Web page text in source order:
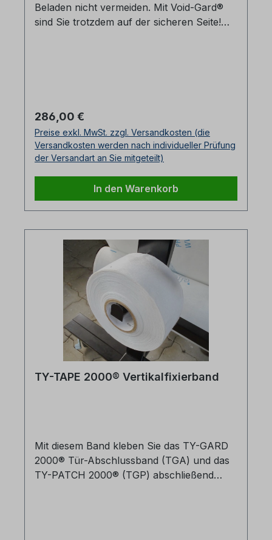
Beladen nicht vermeiden. Mit Void-Gard®
sind Sie trotzdem auf der sicheren Seite!
schnell und einfach zu InstallierenAus
flexiblem, hochfestem
KunststoffFeuchtigkeitsstabil bei z.B
KühlcontainernKein Ventilversagen oder
Hilfsmittel oder Werkzeuge
Daten Artikelbezeichnung
Leerräume Belastbarkeit Void Gard
21 - 38 cm bis
3000 kg Void Gard XL 41 -
73 cm bis 4000 kg
Verpackungseinheiten:Void Gard = 16 Stück
im Karton Void Gard XL = 12 Stück im
Karton
Regulärer Preis:
286,00 €
Preise exkl. MwSt. zzgl. Versandkosten (die
Versandkosten werden nach individueller Prüfung
der Versandart an Sie mitgeteilt)
In den Warenkorb
TY-TAPE 2000® Vertikalfixierband
Mit diesem Band kleben Sie das TY-GARD
2000® Tür-Abschlussband (TGA) und das
TY-PATCH 2000® (TGP) abschließend